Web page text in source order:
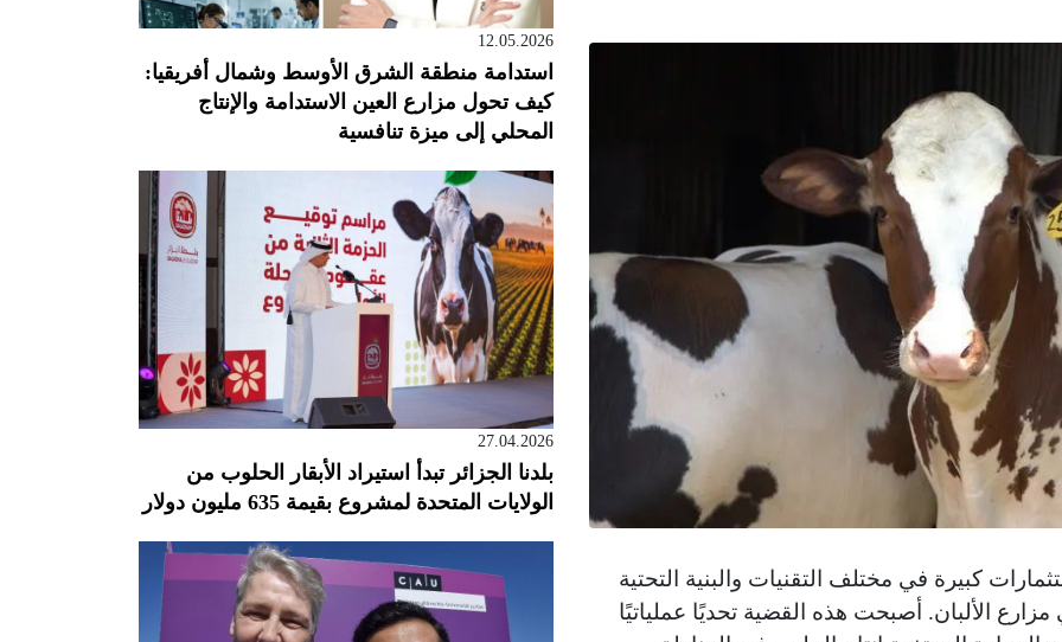
كبيرة في مختلف التقنيات والبنية التحتية
الألبان. أصبحت هذه القضية تحديًا عملياتيًا
12.05.2026
استدامة منطقة الشرق الأوسط وشمال أفريقيا:
كيف تحول مزارع العين الاستدامة والإنتاج
المحلي إلى ميزة تنافسية
27.04.2026
بلدنا الجزائر تبدأ استيراد الأبقار الحلوب من
الولايات المتحدة لمشروع بقيمة 635 مليون دولار